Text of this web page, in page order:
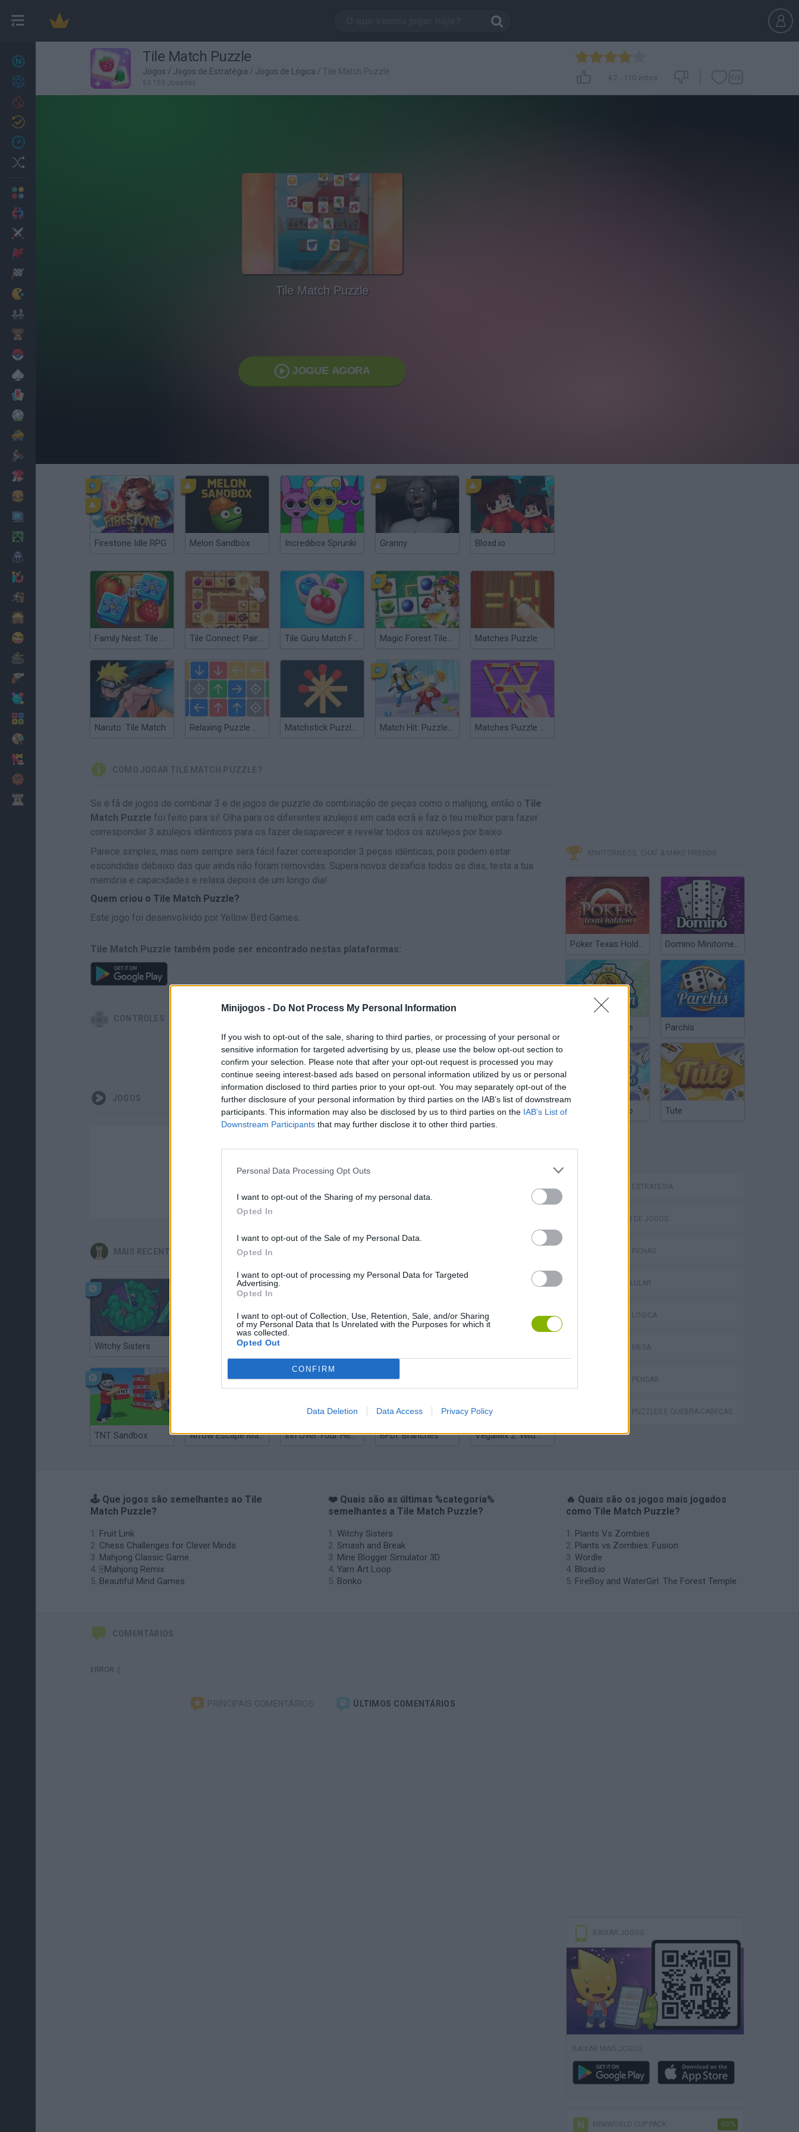
Minijogos - Do Not Process My Personal Information
If you wish to opt-out of the sale, sharing to third parties, or processing of your personal or
sensitive information for targeted advertising by us, please use the below opt-out section to
confirm your selection. Please note that after your opt-out request is processed you may
continue seeing interest-based ads based on personal information utilized by us or personal
information disclosed to third parties prior to your opt-out. You may separately opt-out of the
further disclosure of your personal information by third parties on the IAB’s list of downstream
participants. This information may also be disclosed by us to third parties on the IAB’s List of
Downstream Participants that may further disclose it to other third parties.
Personal Data Processing Opt Outs
I want to opt-out of the Sharing of my personal data.
Opted In
I want to opt-out of the Sale of my Personal Data.
Opted In
I want to opt-out of processing my Personal Data for Targeted
Advertising.
Opted In
I want to opt-out of Collection, Use, Retention, Sale, and/or Sharing
of my Personal Data that Is Unrelated with the Purposes for which it
was collected.
Opted Out
CONFIRM
Data Deletion Data Access Privacy Policy
27 Tile Match Puzzle
Jogos / Jogos de Estratégia / Jogos de Lógica / Tile Match Puzzle
63,159 Jogadas
4.2 - 110 votos
Tile Match Puzzle
JOGUE AGORA
Firestone Idle RPG Melon Sandbox Incredibox Sprunki Granny Bloxd.io
Family Nest: Tile Match Puzzle Tile Connect: Pair Matching Tile Guru Match Fun Magic Forest Tiles Puzzle Matches Puzzle
Naruto: Tile Match Relaxing Puzzle Match Matchstick Puzzles Quest Match Hit: Puzzle Fighter Matches Puzzle Game
COMO JOGAR TILE MATCH PUZZLE?
Se é fã de jogos de combinar 3 e de jogos de puzzle de combinação de peças como o mahjong, então o Tile
Match Puzzle foi feito para si! Olha para os diferentes azulejos em cada ecrã e faz o teu melhor para fazer
corresponder 3 azulejos idênticos para os fazer desaparecer e revelar todos os azulejos por baixo.
Parece simples, mas nem sempre será fácil fazer corresponder 3 peças idênticas, pois podem estar
escondidas debaixo das que ainda não foram removidas. Supera novos desafios todos os dias, testa a tua
memória e capacidades e relaxa depois de um longo dia!
Quem criou o Tile Match Puzzle?
Este jogo foi desenvolvido por Yellow Bird Games.
Tile Match Puzzle também pode ser encontrado nestas plataformas:
CONTROLES
ESCOLHER
JOGOS
Ainda não há joguinhos
MAIS RECENTES JOGOS DE ESTRATÉGIA
Witchy Sisters Smash and Break
TNT Sandbox Arrow Escape Master Inn Over Your Head BFDI: Branches VegaMix 2: Wild West
MINITORNEOS, CHAT & MAKE FRIENDS
Poker Texas Hold’em Domino Minitorneos
Chinchón Online Parchís
Truco Argentino Tute
JOGOS DE ESTRATÉGIA
COLEÇÕES DE JOGOS
JOGOS DE FICHAS
JOGOS CELULAR
JOGOS DE LÓGICA
JOGOS DE MESA
JOGOS DE PENSAR
JOGOS DE PUZZLES E QUEBRA-CABEÇAS
🕹️ Que jogos são semelhantes ao Tile
Match Puzzle?
Fruit Link
Chess Challenges for Clever Minds
Mahjong Classic Game
🀄Mahjong Remix
Beautiful Mind Games
❤️ Quais são as últimas %categoria%
semelhantes a Tile Match Puzzle?
Witchy Sisters
Smash and Break
Mine Blogger Simulator 3D
Yarn Art Loop
Bonko
🔥 Quais são os jogos mais jogados
como Tile Match Puzzle?
Plants Vs Zombies
Plants vs Zombies: Fusion
Wordle
Bloxd.io
FireBoy and WaterGirl: The Forest Temple
COMENTÁRIOS
ERROR :(
PRINCIPAIS COMENTÁRIOS ÚLTIMOS COMENTÁRIOS
BAIXAR JOGOS
BAIXAR MAIS JOGOS
MINIWORLD CUP PACK -50%